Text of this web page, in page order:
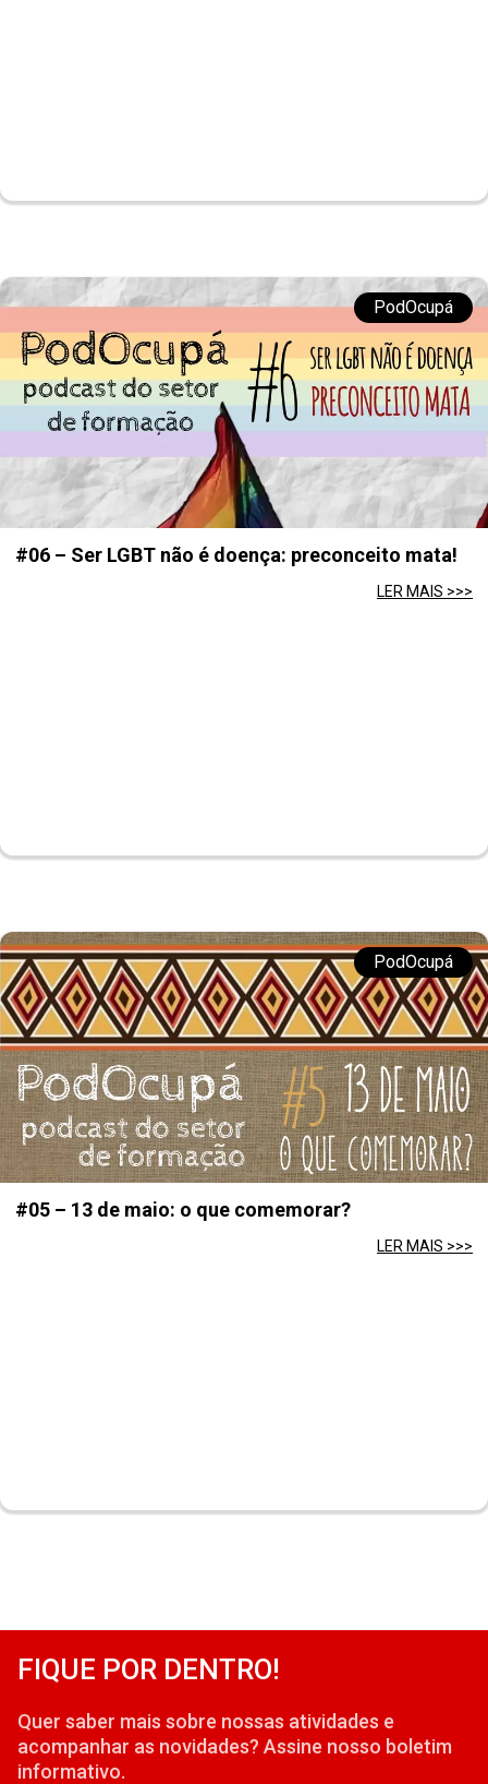
PodOcupá
#06 – Ser LGBT não é doença: preconceito mata!
LER MAIS >>>
PodOcupá
#05 – 13 de maio: o que comemorar?
LER MAIS >>>
FIQUE POR DENTRO!
Quer saber mais sobre nossas atividades e
acompanhar as novidades? Assine nosso boletim
informativo.